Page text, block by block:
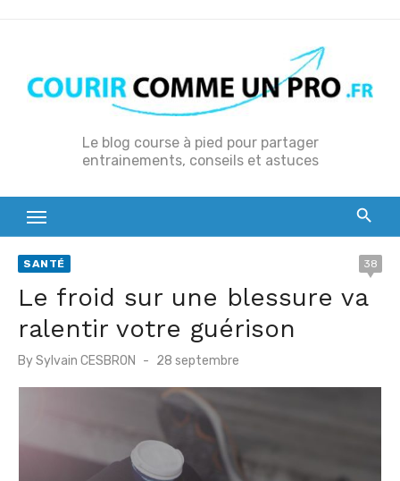
t
Le blog course à pied pour partager
entrainements, conseils et astuces
SANTÉ 38
Le froid sur une blessure va
ralentir votre guérison
BySylvain CESBRON
P
s
d
n
28 septembre